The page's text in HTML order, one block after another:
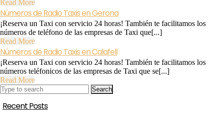
Read MoreRead
More
Números de Radio Taxis en Gerona
¡Reserva un Taxi con servicio 24 horas! También te facilitamos los
números de teléfono de las empresas de Taxi que[...]
Read MoreRead
More
Números de Radio Taxis en Calafell
¡Reserva un Taxi con servicio 24 horas! También te facilitamos los
números teléfonicos de las empresas de Taxi que se[...]
Read MoreRead
More
Search
Recent Posts